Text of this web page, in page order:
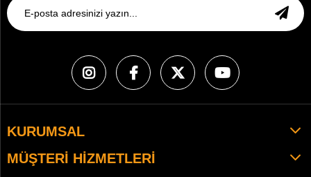
KURUMSAL
MÜŞTERI HIZMETLERI